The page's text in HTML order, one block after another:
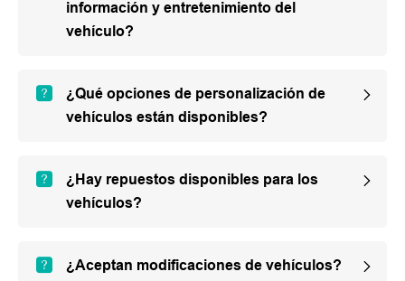
información y entretenimiento del
vehículo?
¿Qué opciones de personalización de
vehículos están disponibles?
¿Hay repuestos disponibles para los
vehículos?
¿Aceptan modificaciones de vehículos?